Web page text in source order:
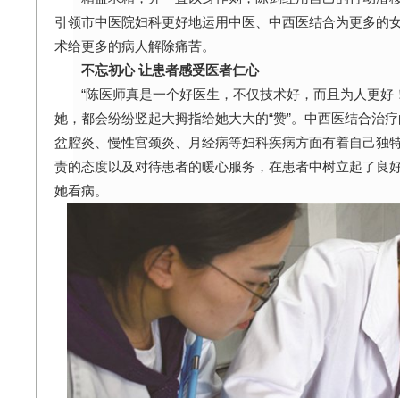
引领市中医院妇科更好地运用中医、中西医结合为更多的
术给更多的病人解除痛苦。
不忘初心 让患者感受医者仁心
“陈医师真是一个好医生，不仅技术好，而且为人更好
她，都会纷纷竖起大拇指给她大大的“赞”。中西医结合治
盆腔炎、慢性宫颈炎、月经病等妇科疾病方面有着自己独
责的态度以及对待患者的暖心服务，在患者中树立起了良
她看病。